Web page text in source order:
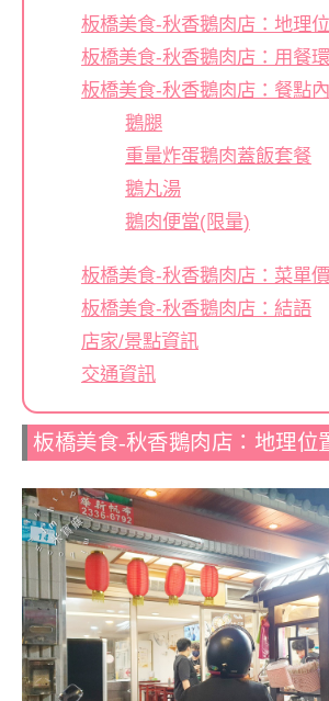
板橋美食-秋香鵝肉店：地理
板橋美食-秋香鵝肉店：用餐
板橋美食-秋香鵝肉店：餐點
鵝腿
重量炸蛋鵝肉蓋飯套餐
鵝丸湯
鵝肉便當(限量)
板橋美食-秋香鵝肉店：菜單
板橋美食-秋香鵝肉店：結語
店家/景點資訊
交通資訊
板橋美食-秋香鵝肉店：地理位